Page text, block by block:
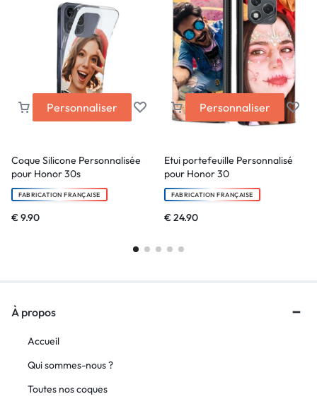
Personnaliser
Coque Silicone Personnalisée
pour Honor 30s
FABRICATION FRANÇAISE
€9.90
Personnaliser
Etui portefeuille Personnalisé
pour Honor 30
FABRICATION FRANÇAISE
€24.90
À propos
Accueil
Qui sommes-nous ?
Toutes nos coques